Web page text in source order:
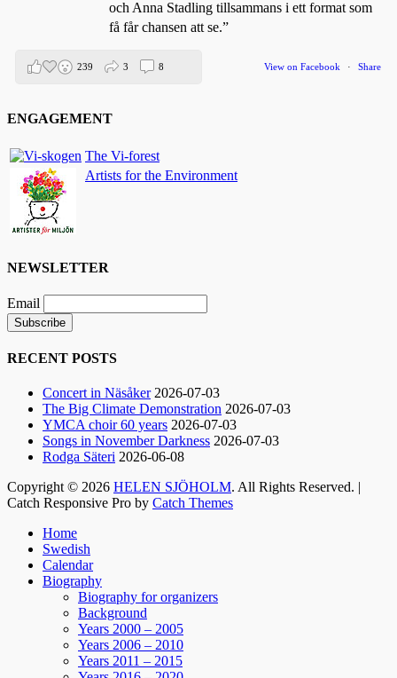
och Anna Stadling tillsammans i ett format som
få får chansen att se.”
View on Facebook · Share
239 3 8
Den 5 juni blir det skön konsert med Nimbus på
82
2 months ago
Hurra!!
Nu släpps biljetterna till ”Ritsch Ratsch på
tidigare har vi behövt skratta som nu!!
Jacke, Sussie, Andreas & ett finfint band under
Boka biljetter via Ticketmaster.se. Välkomna! /
Helen
129 7 4
ENGAGEMENT
The Vi-forest
Artists for the Environment
NEWSLETTER
Email
RECENT POSTS
Concert in Näsåker 2026-07-03
The Big Climate Demonstration 2026-07-03
YMCA choir 60 years 2026-07-03
Songs in November Darkness 2026-07-03
Rodga Säteri 2026-06-08
Copyright © 2026 HELEN SJÖHOLM. All Rights Reserved. |
Catch Responsive Pro by Catch Themes
Home
Swedish
Calendar
Biography
Biography for organizers
Background
Years 2000 – 2005
Years 2006 – 2010
Years 2011 – 2015